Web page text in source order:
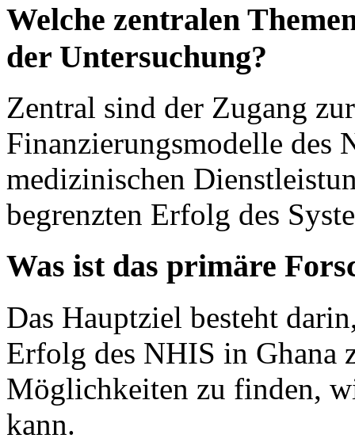
Welche zentralen
der Untersuchung?
Zentral sind der Zugang
Finanzierungsmodelle des
medizinischen
begrenzten Erfolg des
Was ist das primäre
Das Hauptziel besteht
Erfolg des NHIS in Ghana
Möglichkeiten zu finden,
kann.